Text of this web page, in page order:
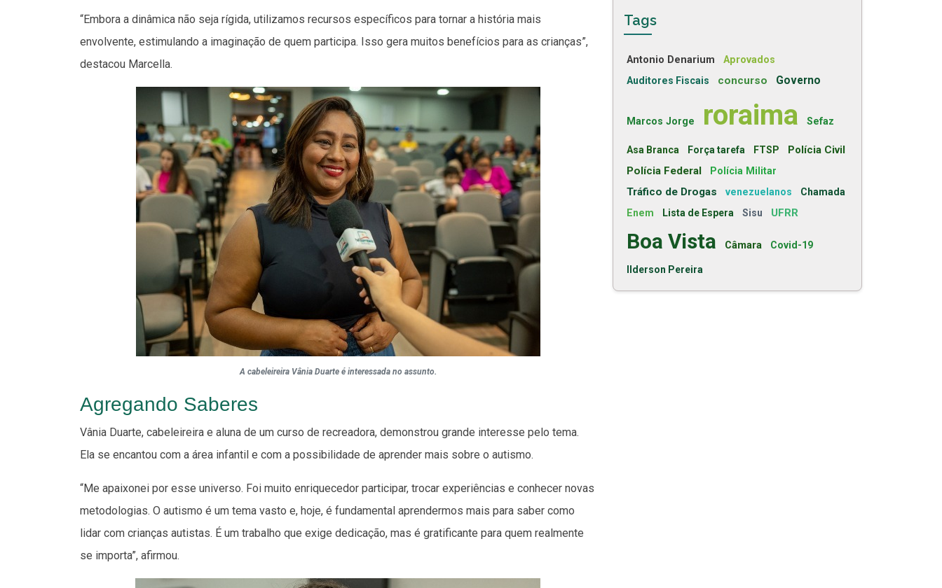
“Embora a dinâmica não seja rígida, utilizamos recursos específicos para tornar a história mais
envolvente, estimulando a imaginação de quem participa. Isso gera muitos benefícios para as crianças”,
destacou Marcella.
A cabeleireira Vânia Duarte é interessada no assunto.
Agregando Saberes
Vânia Duarte, cabeleireira e aluna de um curso de recreadora, demonstrou grande interesse pelo tema.
Ela se encantou com a área infantil e com a possibilidade de aprender mais sobre o autismo.
“Me apaixonei por esse universo. Foi muito enriquecedor participar, trocar experiências e conhecer novas
metodologias. O autismo é um tema vasto e, hoje, é fundamental aprendermos mais para saber como
lidar com crianças autistas. É um trabalho que exige dedicação, mas é gratificante para quem realmente
se importa”, afirmou.
Tags
Antonio Denarium Aprovados
Auditores Fiscais concurso Governo
Marcos Jorge roraima Sefaz
Asa Branca Força tarefa FTSP
Polícia Civil
Polícia Federal
Polícia Militar
Tráfico de Drogas venezuelanos
Chamada
Enem
Lista de Espera Sisu UFRR
Boa Vista Câmara Covid-19
Ilderson Pereira